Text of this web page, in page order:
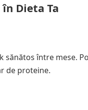
Dieta Ta
sănătos între mese.
de proteine.